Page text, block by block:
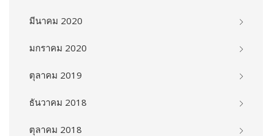
มีนาคม 2020
มกราคม 2020
ตุลาคม 2019
ธันวาคม 2018
ตุลาคม 2018